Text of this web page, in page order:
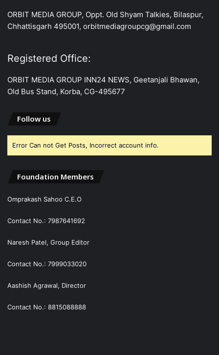
ORBIT MEDIA GROUP, Oppt. Old Shyam Talkies, Bilaspur,
Chhattisgarh 495001, orbitmediagroupcg@gmail.com
Registered Office:
ORBIT MEDIA GROUP INN24 NEWS, Geetanjali Bhawan,
Old Bus Stand, Korba, CG-495677
Follow us
Error Can not Get Posts, Incorrect account info.
Foundation Members
Omprakash Sahoo C.E.O
Contact No.: 7987641692
Naresh Patel, Group Editor
Contact No.: 7999033020
Aashish Agrawal, Director
Contact No.: 8815088888